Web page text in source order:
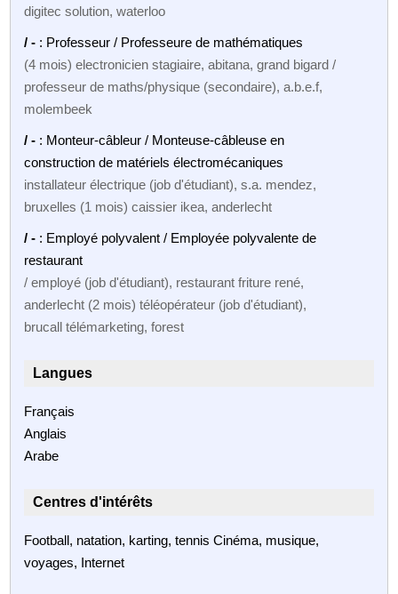
digitec solution, waterloo
/ - : Professeur / Professeure de mathématiques
(4 mois) electronicien stagiaire, abitana, grand bigard /
professeur de maths/physique (secondaire), a.b.e.f,
molembeek
/ - : Monteur-câbleur / Monteuse-câbleuse en
construction de matériels électromécaniques
installateur électrique (job d'étudiant), s.a. mendez,
bruxelles (1 mois) caissier ikea, anderlecht
/ - : Employé polyvalent / Employée polyvalente de
restaurant
/ employé (job d'étudiant), restaurant friture rené,
anderlecht (2 mois) téléopérateur (job d'étudiant),
brucall télémarketing, forest
Langues
Français
Anglais
Arabe
Centres d'intérêts
Football, natation, karting, tennis Cinéma, musique,
voyages, Internet